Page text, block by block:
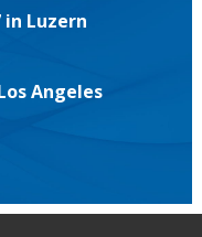
Luzern
Angeles